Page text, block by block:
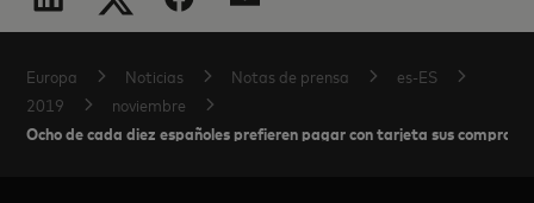
Europa Noticias Notas de prensa
es-ES
2019
noviembre
Ocho de cada diez españoles prefieren pagar con tarjeta sus compras